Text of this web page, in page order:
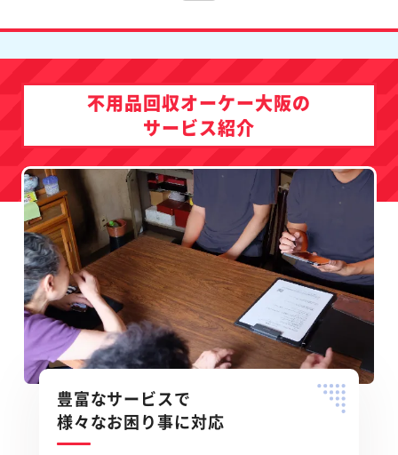
不用品回収オーケー大阪の
サービス紹介
豊富なサービスで
様々なお困り事に対応